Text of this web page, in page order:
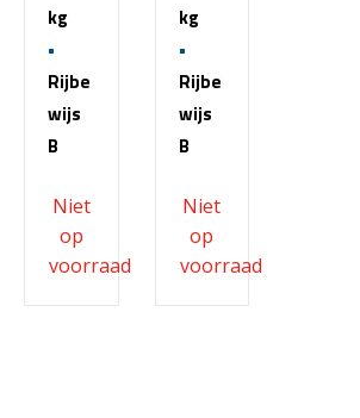
kg
Rijbe
wijs
B
kg
Rijbe
wijs
B